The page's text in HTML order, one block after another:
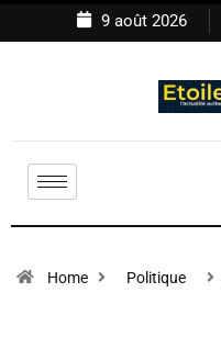
9 août 2026
Home Politique